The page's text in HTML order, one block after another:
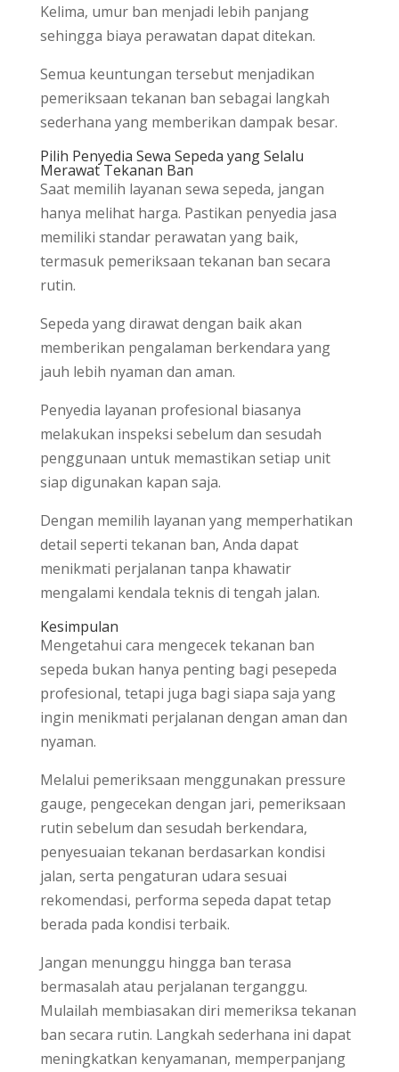
Kelima, umur ban menjadi lebih panjang
sehingga biaya perawatan dapat ditekan.
Semua keuntungan tersebut menjadikan
pemeriksaan tekanan ban sebagai langkah
sederhana yang memberikan dampak besar.
Pilih Penyedia Sewa Sepeda yang Selalu
Merawat Tekanan Ban
Saat memilih layanan sewa sepeda, jangan
hanya melihat harga. Pastikan penyedia jasa
memiliki standar perawatan yang baik,
termasuk pemeriksaan tekanan ban secara
rutin.
Sepeda yang dirawat dengan baik akan
memberikan pengalaman berkendara yang
jauh lebih nyaman dan aman.
Penyedia layanan profesional biasanya
melakukan inspeksi sebelum dan sesudah
penggunaan untuk memastikan setiap unit
siap digunakan kapan saja.
Dengan memilih layanan yang memperhatikan
detail seperti tekanan ban, Anda dapat
menikmati perjalanan tanpa khawatir
mengalami kendala teknis di tengah jalan.
Kesimpulan
Mengetahui cara mengecek tekanan ban
sepeda bukan hanya penting bagi pesepeda
profesional, tetapi juga bagi siapa saja yang
ingin menikmati perjalanan dengan aman dan
nyaman.
Melalui pemeriksaan menggunakan pressure
gauge, pengecekan dengan jari, pemeriksaan
rutin sebelum dan sesudah berkendara,
penyesuaian tekanan berdasarkan kondisi
jalan, serta pengaturan udara sesuai
rekomendasi, performa sepeda dapat tetap
berada pada kondisi terbaik.
Jangan menunggu hingga ban terasa
bermasalah atau perjalanan terganggu.
Mulailah membiasakan diri memeriksa tekanan
ban secara rutin. Langkah sederhana ini dapat
meningkatkan kenyamanan, memperpanjang